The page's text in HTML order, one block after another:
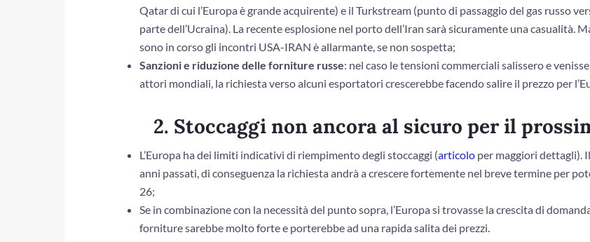
Qatar di cui l’Europa è grande acquirente) e il Turkstream (punto di passaggio del gas russo
parte dell’Ucraina). La recente esplosione nel porto dell’Iran sarà sicuramente una casualità.
sono in corso gli incontri USA-IRAN è allarmante, se non sospetta;
Sanzioni e riduzione delle forniture russe: nel caso le tensioni commerciali salissero e
attori mondiali, la richiesta verso alcuni esportatori crescerebbe facendo salire il prezzo per
2. Stoccaggi non ancora al sicuro per il
L’Europa ha dei limiti indicativi di riempimento degli stoccaggi (articoloper maggiori dettagli).
anni passati, di conseguenza la richiesta andrà a crescere fortemente nel breve termine per
26;
Se in combinazione con la necessità del punto sopra, l’Europa si trovasse la crescita di
forniture sarebbe molto forte e porterebbe ad una rapida salita dei prezzi.